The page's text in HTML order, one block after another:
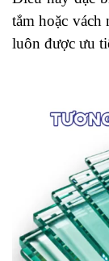
tắm hoặc vách
luôn được ưu